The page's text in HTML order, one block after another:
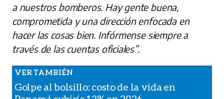
a nuestros bomberos. Hay gente buena,
comprometida y una dirección enfocada en
hacer las cosas bien. Infórmense siempre a
través de las cuentas oficiales”.
Golpe al bolsillo: costo de la vida en